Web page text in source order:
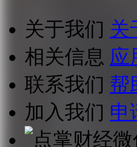
关于我们 关
相关信息 应
联系我们 帮
加入我们 申